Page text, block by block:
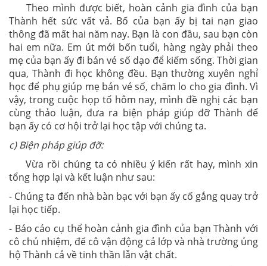
Theo mình được biết, hoàn cảnh gia đình của bạn
Thành hết sức vất vả. Bố của bạn ấy bị tai nạn giao
thông đã mất hai năm nay. Bạn là con đầu, sau bạn còn
hai em nữa. Em út mới bốn tuổi, hàng ngày phải theo
mẹ của bạn ấy đi bán vé số dạo để kiếm sống. Thời gian
qua, Thành đi học không đều. Bạn thường xuyên nghỉ
học để phụ giúp mẹ bán vé số, chăm lo cho gia đình. Vì
vậy, trong cuộc họp tổ hôm nay, mình đề nghị các bạn
cùng thảo luận, đưa ra biện pháp giúp đỡ Thành để
bạn ấy có cơ hội trở lại học tập với chúng ta.
c) Biện pháp giúp đỡ:
Vừa rồi chúng ta có nhiều ý kiến rất hay, mình xin
tổng hợp lại và kết luận như sau:
- Chúng ta đến nhà bàn bạc với bạn ấy cố gắng quay trở
lại học tiếp.
- Báo cáo cụ thể hoàn cảnh gia đình của bạn Thành với
cô chủ nhiệm, để cô vận động cả lớp và nhà trường ủng
hộ Thành cả về tinh thần lẫn vật chất.